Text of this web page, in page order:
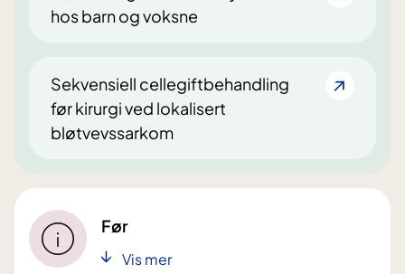
hos barn og voksne
Sekvensiell cellegiftbehandling
før kirurgi ved lokalisert
bløtvevssarkom
Før
Vis mer